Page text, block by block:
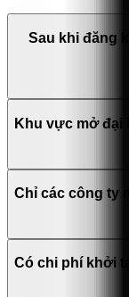
Sau khi đăng
Khu vực mở đại
Chỉ các công ty
Có chi phí khởi